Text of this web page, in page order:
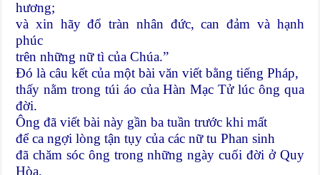
hương;
và xin hãy đổ tràn nhân đức, can đảm và hạnh
phúc
trên những nữ tì của Chúa.”
Ðó là câu kết của một bài văn viết bằng tiếng Pháp,
thấy nằm trong túi áo của Hàn Mạc Tử lúc ông qua
đời.
Ông đã viết bài này gần ba tuần trước khi mất
để ca ngợi lòng tận tụy của các nữ tu Phan sinh
đã chăm sóc ông trong những ngày cuối đời ở Quy
Hòa.